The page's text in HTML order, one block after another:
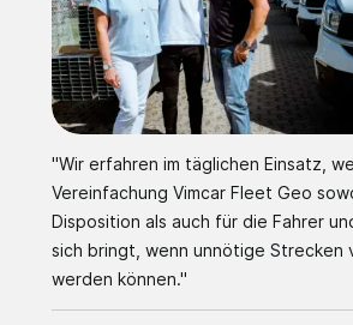
"Wir erfahren im täglichen Einsatz,
Vereinfachung Vimcar Fleet Geo
Disposition als auch für die Fahrer
sich bringt, wenn unnötige Strecken
werden können."